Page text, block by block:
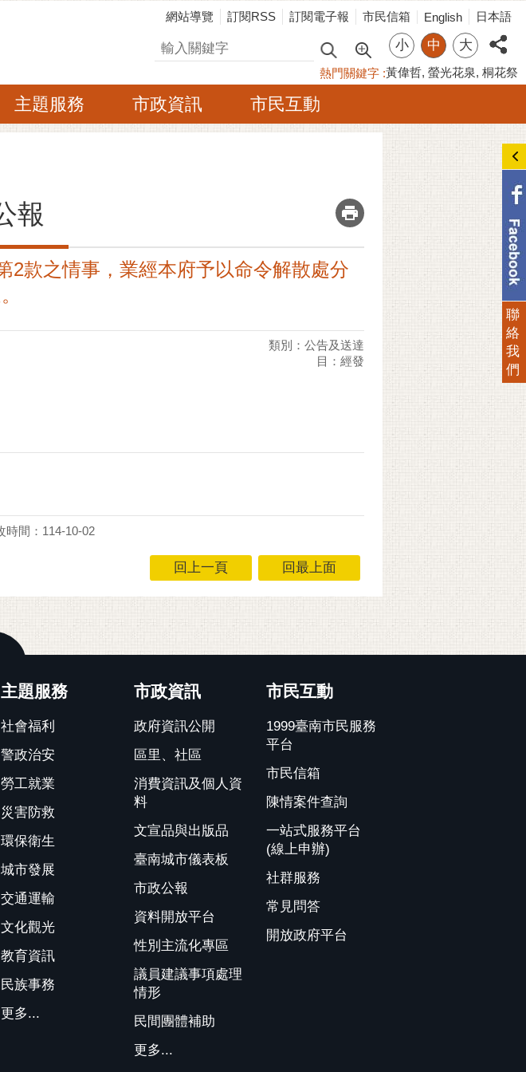
網站導覽 訂閱RSS 訂閱電子報 市民信箱 English 日本語
搜尋 小 中 大
熱門關鍵字 黃偉哲 螢光花泉 桐花祭
主題服務 市政資訊 市民互動
報 _
2款之情事，業經本府予以命令解散處分
類別：公告及送達
目：經發
時間：114-10-02
回上一頁 回最上面
主題服務
社會福利
警政治安
勞工就業
災害防救
環保衛生
城市發展
交通運輸
文化觀光
教育資訊
民族事務
更多...
市政資訊
政府資訊公開
區里、社區
消費資訊及個人資
料
文宣品與出版品
臺南城市儀表板
市政公報
資料開放平台
性別主流化專區
議員建議事項處理
情形
民間團體補助
更多...
市民互動
1999臺南市民服務
平台
市民信箱
陳情案件查詢
一站式服務平台
(線上申辦)
社群服務
常見問答
開放政府平台
聯
絡
我
們